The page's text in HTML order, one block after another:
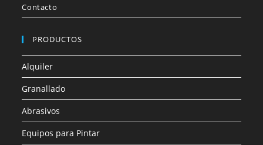
Contacto
PRODUCTOS
Alquiler
Granallado
Abrasivos
Equipos para Pintar